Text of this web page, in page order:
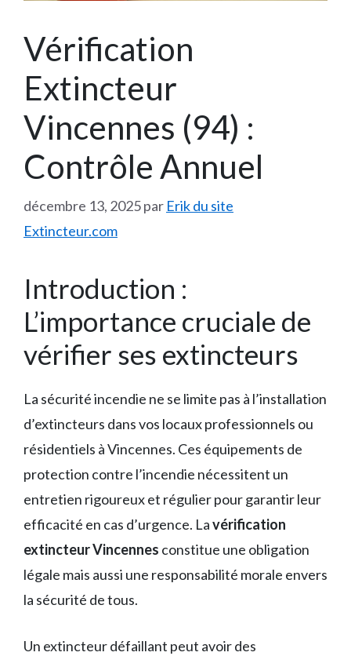
Vérification
Extincteur
Vincennes (94) :
Contrôle Annuel
décembre 13, 2025par Erik du site
Extincteur.com
Introduction :
L’importance cruciale de
vérifier ses extincteurs
La sécurité incendie ne se limite pas à l’installation
d’extincteurs dans vos locaux professionnels ou
résidentiels à Vincennes. Ces équipements de
protection contre l’incendie nécessitent un
entretien rigoureux et régulier pour garantir leur
efficacité en cas d’urgence. Lavérification
extincteur Vincennes constitue une obligation
légale mais aussi une responsabilité morale envers
la sécurité de tous.
Un extincteur défaillant peut avoir des